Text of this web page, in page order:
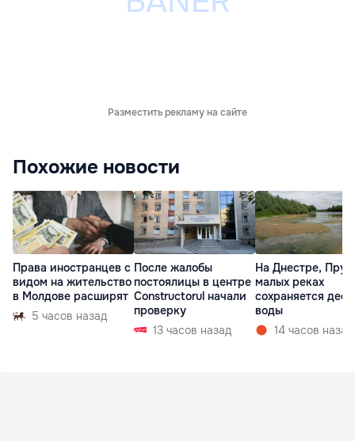
Разместить рекламу на сайте
Похожие новости
Права иностранцев с
видом на жительство
в Молдове расширят
5 часов назад
После жалобы
постоялицы в центре
Constructorul начали
проверку
13 часов назад
На Днестре,
малых реках
сохраняется
воды
14 часов назад